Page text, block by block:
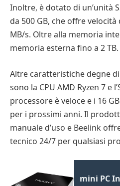
Inoltre, è dotato di un’unità
da 500 GB, che offre
MB/s. Oltre alla memoria
memoria esterna fino a 2 TB.
Altre caratteristiche degne
sono la CPU AMD Ryzen 7 e
processore è veloce e i 16
per i prossimi anni. Il
manuale d’uso e Beelink
tecnico 24/7 per qualsiasi
mini PC